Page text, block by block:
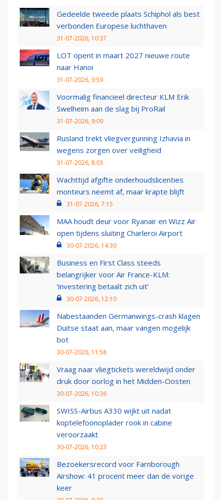
Gedeelde tweede plaats Schiphol als best
verbonden Europese luchthaven
31-07-2026, 10:37
LOT opent in maart 2027 nieuwe route
naar Hanoi
31-07-2026, 9:59
Voormalig financieel directeur KLM Erik
Swelheim aan de slag bij ProRail
31-07-2026, 9:09
Rusland trekt vliegvergunning Izhavia in
wegens zorgen over veiligheid
31-07-2026, 8:03
Wachttijd afgifte onderhoudslicenties
monteurs neemt af, maar krapte blijft
31-07-2026, 7:15
MAA houdt deur voor Ryanair en Wizz Air
open tijdens sluiting Charleroi Airport
30-07-2026, 14:30
Business en First Class steeds
belangrijker voor Air France-KLM:
‘investering betaalt zich uit’
30-07-2026, 12:10
Nabestaanden Germanwings-crash klagen
Duitse staat aan, maar vangen mogelijk
bot
30-07-2026, 11:58
Vraag naar vliegtickets wereldwijd onder
druk door oorlog in het Midden-Oosten
30-07-2026, 10:36
SWISS-Airbus A330 wijkt uit nadat
koptelefoonoplader rook in cabine
veroorzaakt
30-07-2026, 10:23
Bezoekersrecord voor Farnborough
Airshow: 41 procent meer dan de vorige
keer